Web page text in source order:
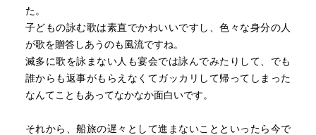
た。
子どもの詠む歌は素直でかわいいですし、色々な身分の人
が歌を贈答しあうのも風流ですね。
滅多に歌を詠まない人も宴会では詠んでみたりして、でも
誰からも返事がもらえなくてガッカリして帰ってしまった
なんてこともあってなかなか面白いです。
それから、船旅の遅々として進まないことといったら今で